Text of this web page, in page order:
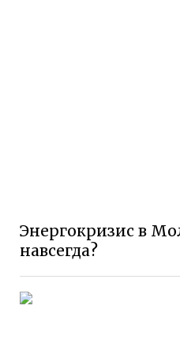
Энергокризис в
навсегда?